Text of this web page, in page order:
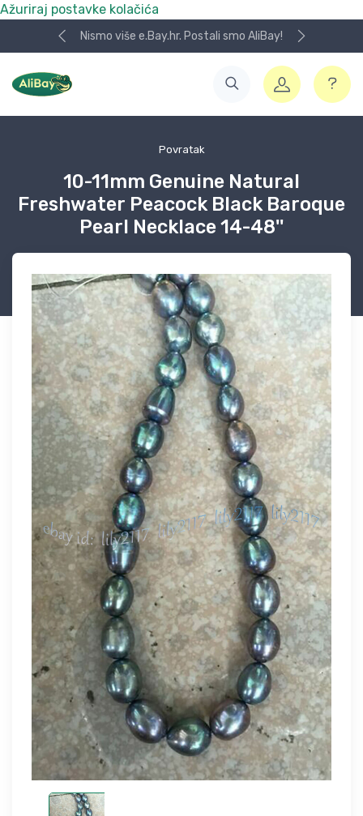
Ažuriraj postavke kolačića
Nismo više e.Bay.hr. Postali smo AliBay!
Povratak
10-11mm Genuine Natural
Freshwater Peacock Black Baroque
Pearl Necklace 14-48''